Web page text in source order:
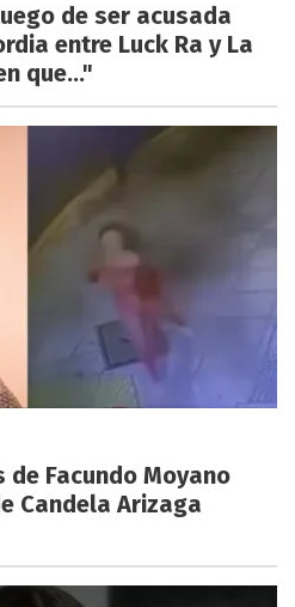
de ser acusada
entre Luck Ra y La
que..."
Facundo Moyano
Candela Arizaga